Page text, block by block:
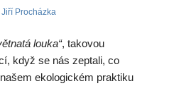
Jiří Procházka
louka“, takovou
když se nás zeptali, co
ekologickém praktiku